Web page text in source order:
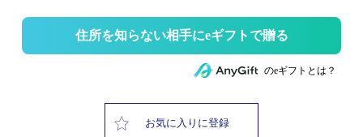
住所を知らない相手にeギフトで贈る
のeギフトとは？
お気に入りに登録